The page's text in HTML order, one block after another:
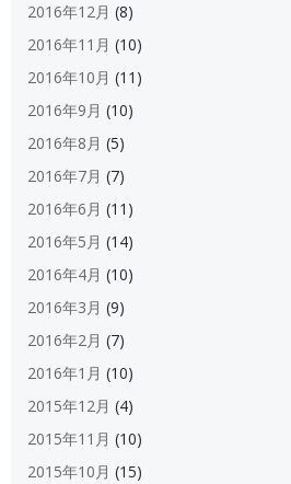
2016年12月 (8)
2016年11月 (10)
2016年10月 (11)
2016年9月 (10)
2016年8月 (5)
2016年7月 (7)
2016年6月 (11)
2016年5月 (14)
2016年4月 (10)
2016年3月 (9)
2016年2月 (7)
2016年1月 (10)
2015年12月 (4)
2015年11月 (10)
2015年10月 (15)